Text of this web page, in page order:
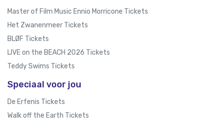
Master of Film Music Ennio Morricone Tickets
Het Zwanenmeer Tickets
BLØF Tickets
LIVE on the BEACH 2026 Tickets
Teddy Swims Tickets
Speciaal voor jou
De Erfenis Tickets
Walk off the Earth Tickets